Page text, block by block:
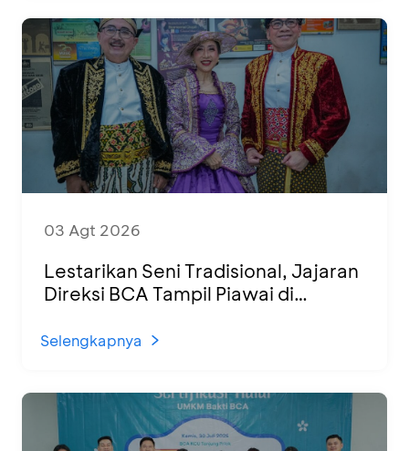
03 Agt 2026
Lestarikan Seni Tradisional, Jajaran
Direksi BCA Tampil Piawai di
Selengkapnya